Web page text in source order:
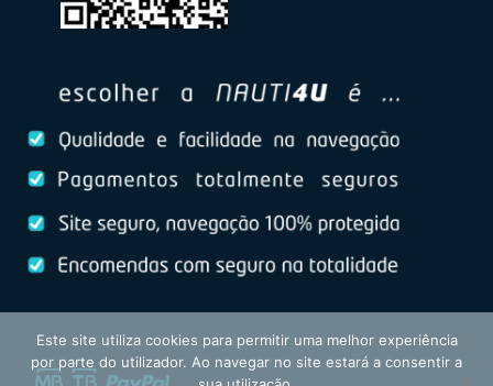
Este site utiliza cookies para permitir uma melhor experiência
por parte do utilizador. Ao navegar no site estará a consentir a